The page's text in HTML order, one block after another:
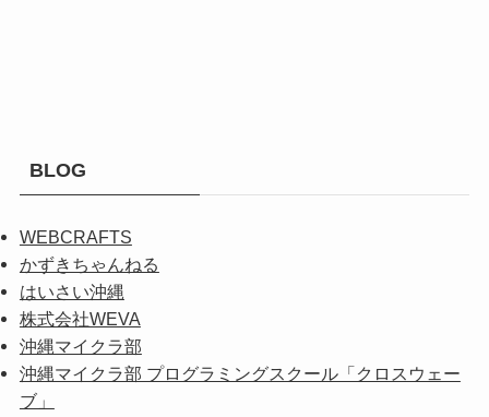
BLOG
WEBCRAFTS
かずきちゃんねる
はいさい沖縄
株式会社WEVA
沖縄マイクラ部
沖縄マイクラ部 プログラミングスクール「クロスウェー
ブ」